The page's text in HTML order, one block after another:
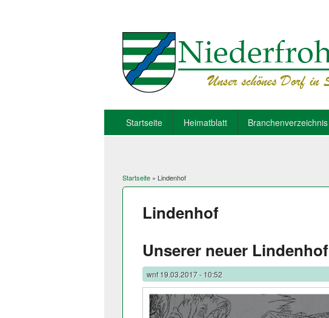
Startseite Heimatblatt Branchenverzeichnis
Sie sind hier
Startseite » Lindenhof
Lindenhof
Unserer neuer Lindenhof
wnf19.03.2017 - 10:52